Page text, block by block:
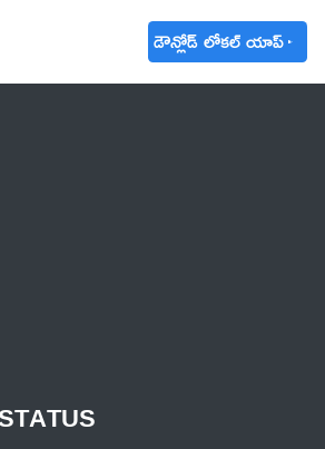
డౌన్లోడ్ లోకల్ యాప్